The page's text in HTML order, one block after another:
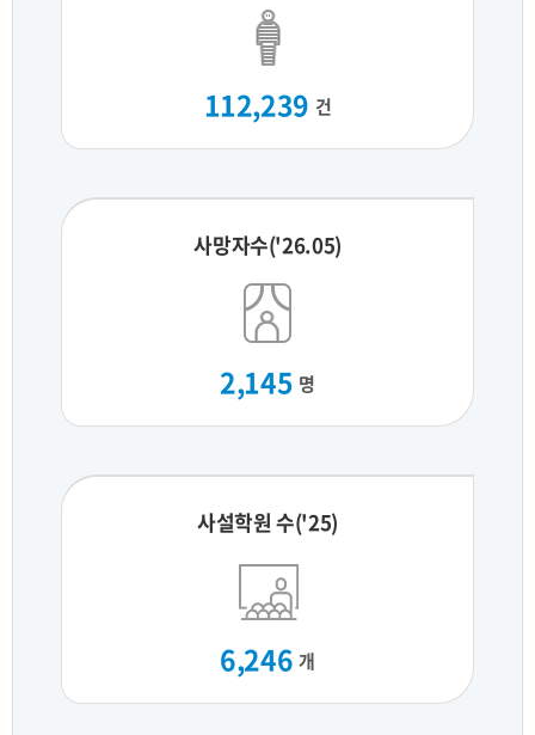
112,239 건
사망자수('26.05)
2,145 명
사설학원 수('25)
6,246 개